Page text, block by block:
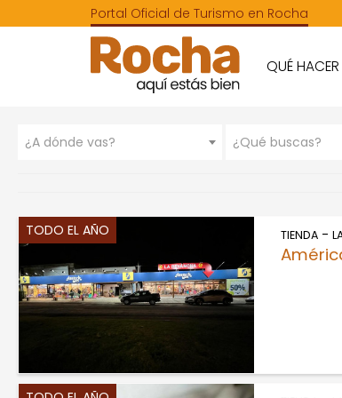
Portal Oficial de Turismo en Rocha
QUÉ HACER
¿A dónde vas? ¿Qué buscas?
TODO EL AÑO TIENDA-